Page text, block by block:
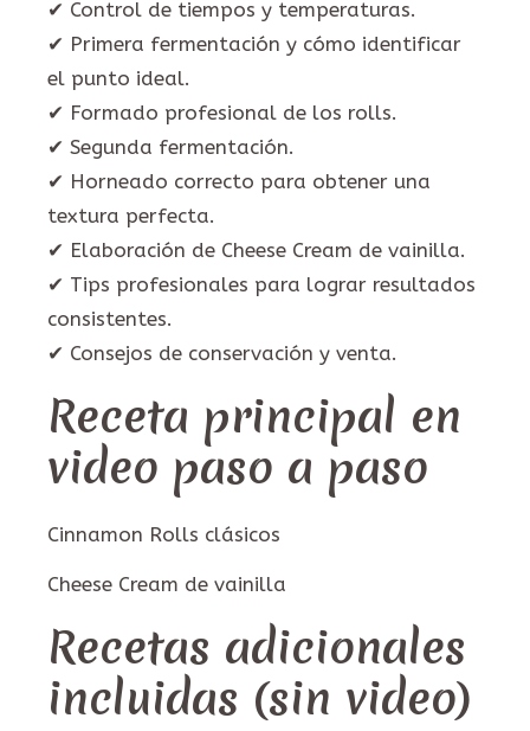
✔ Control de tiempos y temperaturas.
✔ Primera fermentación y cómo identificar
el punto ideal.
✔ Formado profesional de los rolls.
✔ Segunda fermentación.
✔ Horneado correcto para obtener una
textura perfecta.
✔ Elaboración de Cheese Cream de vainilla.
✔ Tips profesionales para lograr resultados
consistentes.
✔ Consejos de conservación y venta.
Receta principal en
video paso a paso
Cinnamon Rolls clásicos
Cheese Cream de vainilla
Recetas adicionales
incluidas (sin video)